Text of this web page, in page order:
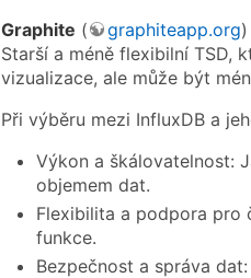
Graphite ( graphiteapp.org)
Starší a méně flexibilní TSD,
vizualizace, ale může být
Při výběru mezi InfluxDB a
Výkon a škálovatelnost:
objemem dat.
Flexibilita a podpora pro
funkce.
Bezpečnost a správa